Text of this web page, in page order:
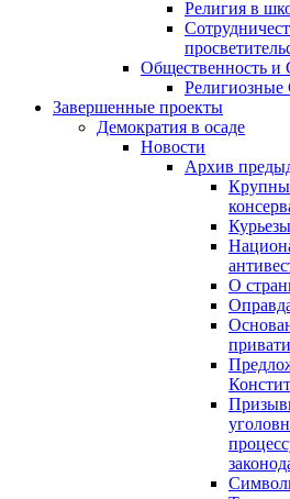
Религия в
Общественность
Завершенные проекты
Демократия в осаде
Новости
Архив
Курьезы
О